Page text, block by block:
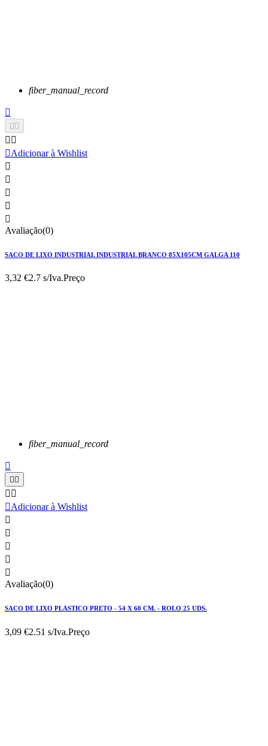
fiber_manual_record


 
Adicionar à Wishlist





Avaliação(0)
SACO DE LIXO INDUSTRIAL INDUSTRIAL BRANCO 85X105CM GALGA 110
3,32 €2.7 s/Iva.Preço
fiber_manual_record

 
 
Adicionar à Wishlist





Avaliação(0)
SACO DE LIXO PLASTICO PRETO - 54 X 60 CM. - ROLO 25 UDS.
3,09 €2.51 s/Iva.Preço